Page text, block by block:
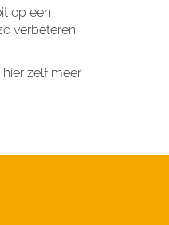
op een
verbeteren
zelf meer